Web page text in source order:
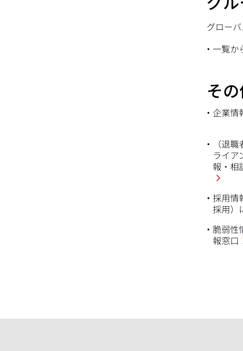
グロー
一覧か
そ
企業情
（退
ライア
報・相
採用情
採用）
脆弱性
報窓口